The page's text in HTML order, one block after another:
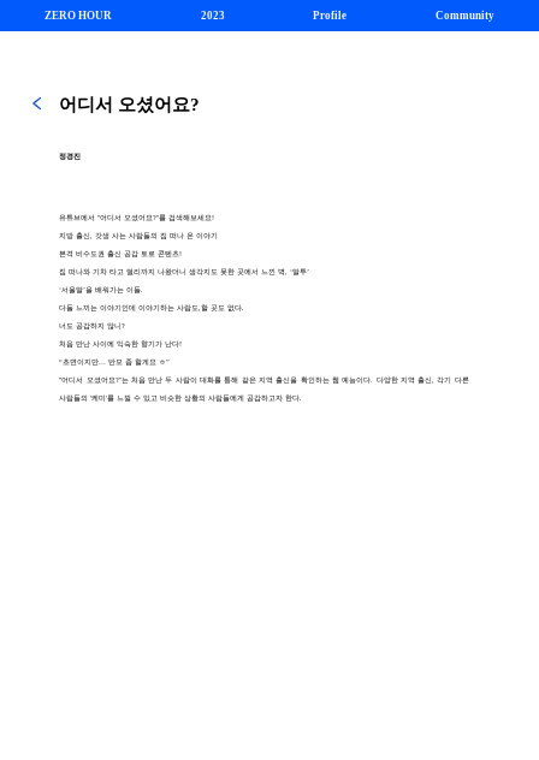
ZERO HOUR 2023 Profile Community
어디서 오셨어요?
정경진
유튜브에서 "어디서 오셨어요?"를 검색해보세요!
지방 출신, 갓생 사는 사람들의 집 떠나 온 이야기
본격 비수도권 출신 공감 토로 콘텐츠!
집 떠나와 기차 타고 멀리까지 나왔더니 생각지도 못한 곳에서 느낀 벽, ‘말투’
‘서울말’을 배워가는 이들.
다들 느끼는 이야기인데 이야기하는 사람도,할 곳도 없다.
너도 공감하지 않니?
처음 만난 사이에 익숙한 향기가 난다!
“초면이지만… 반모 좀 할게요 ㅎ”
"어디서 오셨어요?"는 처음 만난 두 사람이 대화를 통해 같은 지역 출신을 확인하는 웹 예능이다. 다양한 지역 출신, 각기 다른
사람들의 '케미'를 느낄 수 있고 비슷한 상황의 사람들에게 공감하고자 한다.